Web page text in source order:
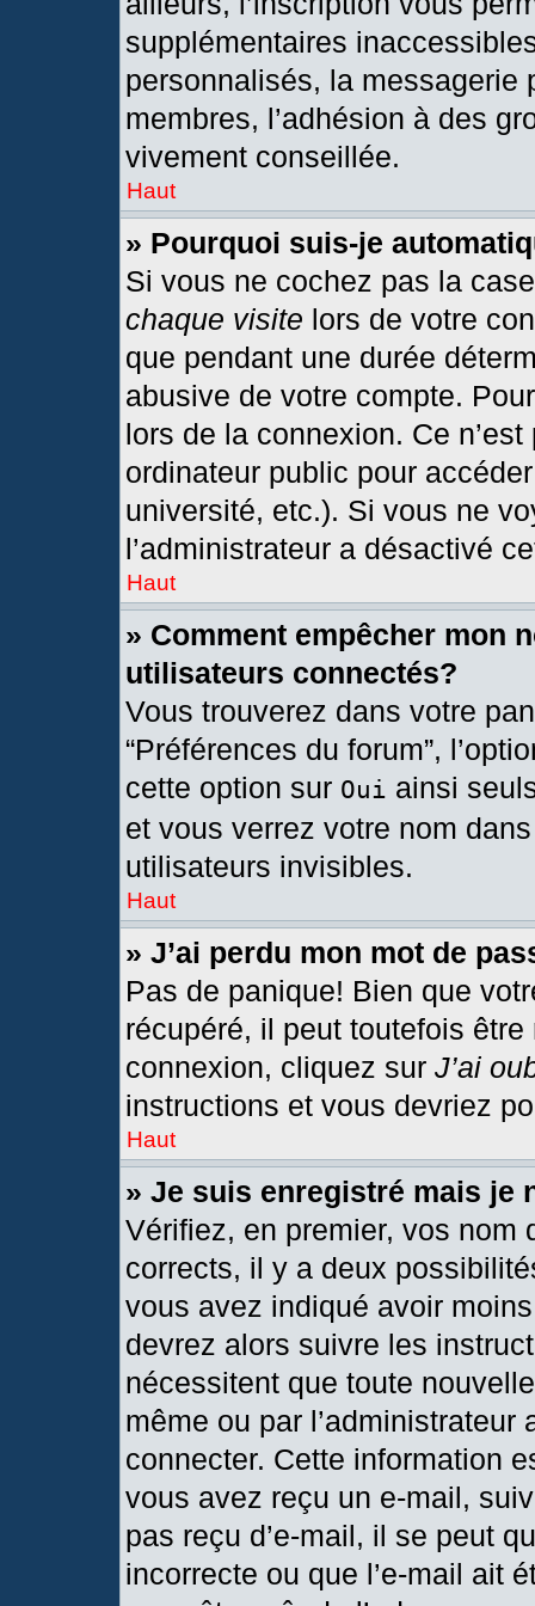
supplémentaires
personnalisés, la messagerie
membres, l’adhésion à des
vivement conseillée.
Haut
» Pourquoi suis-je
Si vous ne cochez pas la
chaque visite lors de votre
que pendant une durée
abusive de votre compte.
lors de la connexion. Ce
ordinateur public pour
université, etc.). Si vous ne
l’administrateur a désactivé
Haut
» Comment empêcher mon
utilisateurs connectés?
Vous trouverez dans votre
“Préférences du forum”,
cette option sur Oui ainsi
et vous verrez votre nom
utilisateurs invisibles.
Haut
» J’ai perdu mon mot de
Pas de panique! Bien que
récupéré, il peut toutefois
connexion, cliquez sur J’ai
instructions et vous devriez
Haut
» Je suis enregistré mais je
Vérifiez, en premier, vos nom
corrects, il y a deux
vous avez indiqué avoir
devrez alors suivre les
nécessitent que toute
même ou par
connecter. Cette information
vous avez reçu un e-mail,
pas reçu d’e-mail, il se peut
incorrecte ou que l’e-mail ait